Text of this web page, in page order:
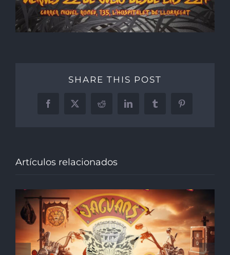
SHARE THIS POST
Facebook
X Reddit LinkedInTumblr Pinterest
Artículos relacionados